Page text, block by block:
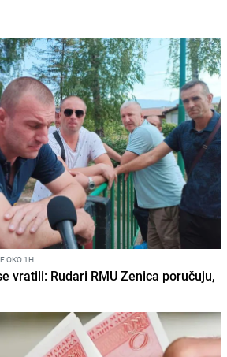
OKO 1H
vratili: Rudari RMU Zenica poručuju,